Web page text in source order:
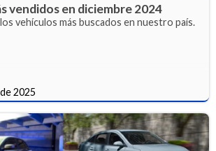
vendidos en diciembre 2024
vehículos más buscados en nuestro país.
2025